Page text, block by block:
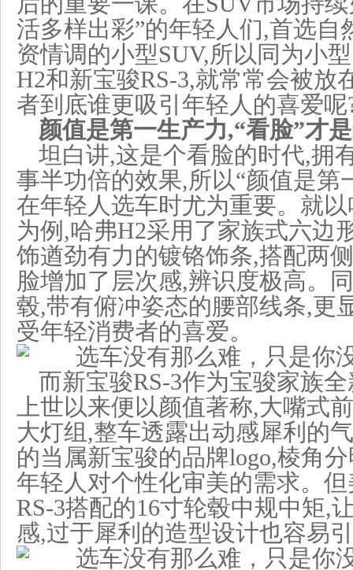
活多样出彩”的年轻人们,首选自
资情调的小型SUV,所以同为小
H2和新宝骏RS-3,就常常会被放
者到底谁更吸引年轻人的喜爱
颜值是第一生产力,“看脸”才
坦白讲,这是个看脸的时代,拥
事半功倍的效果,所以“颜值是第
在年轻人选车时尤为重要。就以
为例,哈弗H2采用了家族式六边
饰遒劲有力的镀铬饰条,搭配两
脸增加了层次感,辨识度极高。
毂,带有俯冲姿态的腰部线条,更
受年轻消费者的喜爱。
而新宝骏RS-3作为宝骏家族
上世以来便以颜值著称,大嘴式
大灯组,整车透露出动感犀利的
的当属新宝骏的品牌logo,棱角
年轻人对个性化审美的需求。
RS-3搭配的16寸轮毂中规中矩,
感,过于犀利的造型设计也容易